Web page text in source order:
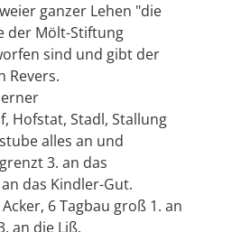
ganzer Lehen "die
der Mölt-Stiftung
sind und gibt der
Revers.
Hofstat, Stadl, Stallung
alles an und
3. an das
das Kindler-Gut.
6 Tagbau groß 1. an
an die Liß.